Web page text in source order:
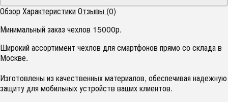
ОбзорХарактеристикиОтзывы (0)
Минимальный заказ чехлов 15000р.
Широкий ассортимент чехлов для смартфонов прямо со склада в
Москве.
Изготовлены из качественных материалов, обеспечивая надежную
защиту для мобильных устройств ваших клиентов.